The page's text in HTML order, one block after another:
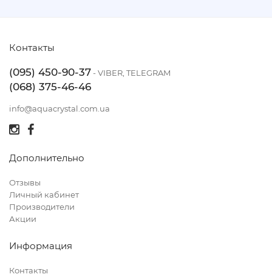
Контакты
(095) 450-90-37- VIBER, TELEGRAM
(068) 375-46-46
info@aquacrystal.com.ua
Дополнительно
Отзывы
Личный кабинет
Производители
Акции
Информация
Контакты